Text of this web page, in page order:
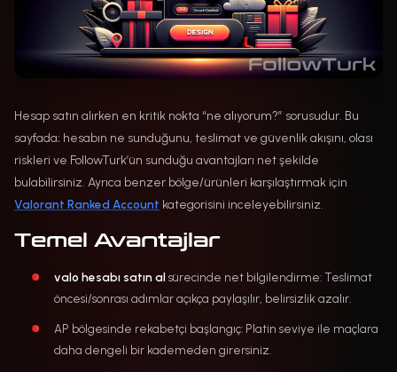
Hesap satın alırken en kritik nokta “ne alıyorum?” sorusudur. Bu
sayfada; hesabın ne sunduğunu, teslimat ve güvenlik akışını, olası
riskleri ve FollowTurk’ün sunduğu avantajları net şekilde
bulabilirsiniz. Ayrıca benzer bölge/ürünleri karşılaştırmak için
Valorant Ranked Account kategorisini inceleyebilirsiniz.
Temel Avantajlar
valo hesabı satın alsürecinde net bilgilendirme: Teslimat
öncesi/sonrası adımlar açıkça paylaşılır, belirsizlik azalır.
AP bölgesinde rekabetçi başlangıç: Platin seviye ile maçlara
daha dengeli bir kademeden girersiniz.